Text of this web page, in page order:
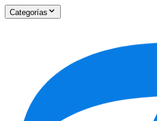
Categorías